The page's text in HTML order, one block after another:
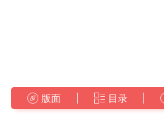
版面 目录